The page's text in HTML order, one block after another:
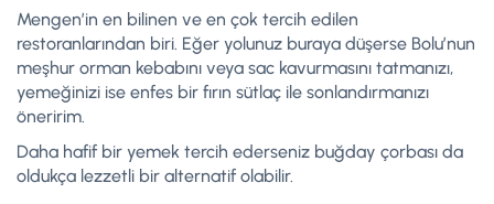
Mengen’in en bilinen ve en çok tercih edilen
restoranlarından biri. Eğer yolunuz buraya düşerse Bolu’nun
meşhur orman kebabını veya sac kavurmasını tatmanızı,
yemeğinizi ise enfes bir fırın sütlaç ile sonlandırmanızı
öneririm.
Daha hafif bir yemek tercih ederseniz buğday çorbası da
oldukça lezzetli bir alternatif olabilir.